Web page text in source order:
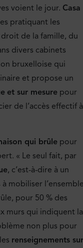
voient le jour. Casa
pratiquant les
de la famille, du
divers cabinets
bruxelloise qui
et propose un
et sur mesure pour
de l’accès effectif à
qui brûle pour
« Le seul fait, par
, c’est-à-dire à un
mobiliser
pour 50 % des
murs qui indiquent la
non plus pour
renseignements sur